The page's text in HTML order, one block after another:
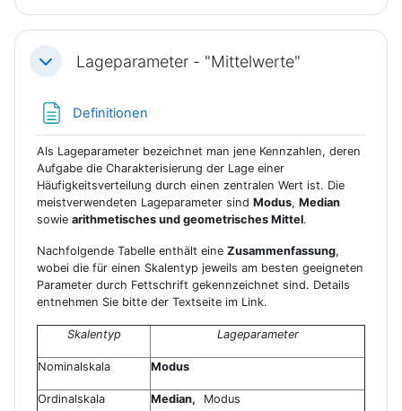
EinklappenLageparameter - "Mittelwerte"
Definitionen
Als Lageparameter bezeichnet man jene Kennzahlen, deren
Aufgabe die Charakteri­sierung der Lage einer
Häufigkeitsverteilung durch einen zentralen Wert ist. Die
meistverwendeten Lageparameter sind Modus, Median
sowie arithmetisches und geometrisches Mittel.
Nachfolgende Tabelle enthält eine Zusammenfassung,
wobei die für einen Skalentyp jeweils am besten geeigneten
Parameter durch Fettschrift gekennzeichnet sind. Details
entnehmen Sie bitte der Textseite im Link.
Skalentyp Lageparameter
Nominalskala Modus
Ordinalskala Median, Modus